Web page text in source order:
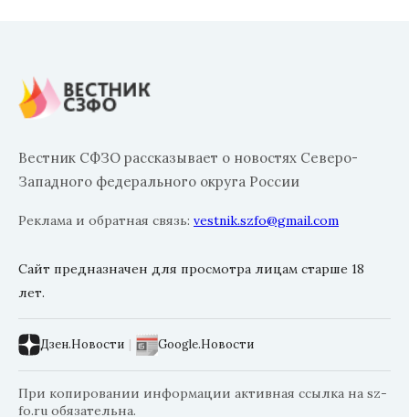
Вестник СФЗО рассказывает о новостях Северо-
Западного федерального округа России
Реклама и обратная связь: vestnik.szfo@gmail.com
Сайт предназначен для просмотра лицам старше 18
лет.
Дзен.Новости | Google.Новости
При копировании информации активная ссылка на sz-
fo.ru обязательна.